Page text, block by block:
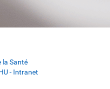
la Santé
- Intranet